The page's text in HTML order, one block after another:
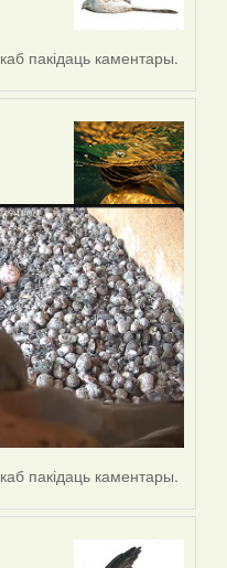
каб пакідаць каментары.
каб пакідаць каментары.